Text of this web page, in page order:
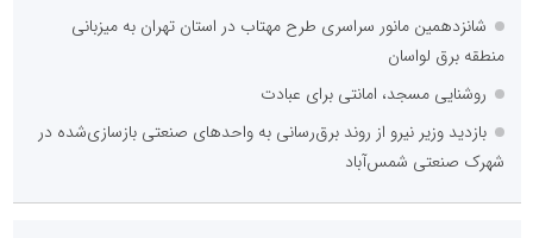
شانزدهمین مانور سراسری طرح مهتاب در استان تهران به میزبانی
منطقه برق لواسان
روشنایی مسجد، امانتی برای عبادت
بازدید وزیر نیرو از روند برق‌رسانی به واحدهای صنعتی بازسازی‌شده در
شهرک صنعتی شمس‌آباد